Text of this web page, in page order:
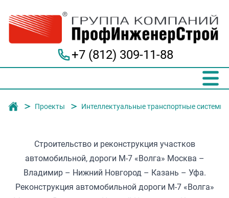
+7 (812) 309-11-88
Группа компаний "ПрофИнженерСтрой"
Проекты Интеллектуальные транспортные системы
Строительство и реконструкция участков
автомобильной, дороги М-7 «Волга» Москва –
Владимир – Нижний Новгород – Казань – Уфа.
Реконструкция автомобильной дороги М-7 «Волга»